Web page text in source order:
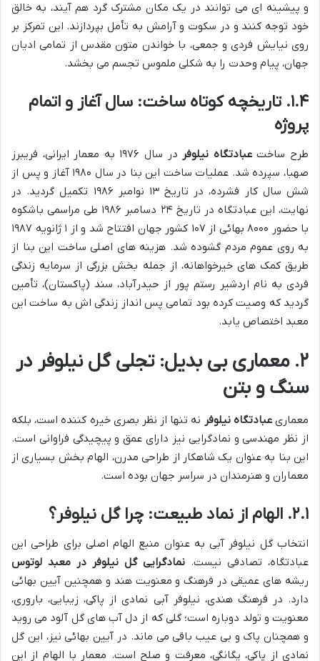
و پیشینه ای می توانند در یک مکان مشترک گرد هم آیند، به خالق
خود توجه کنند و در سکوت و آرامش به تأمل بپردازند. این تمرکز بر
روی نیایش فردی و جمعی، با خواندن متون مقدس از تمامی ادیان
جهان، پیام وحدت را به شکلی ملموس تجسم می بخشد.
۱.۴. تاریخچه کوتاه ساخت: سال آغاز و اتمام
پروژه
طرح ساختعبادتگاه نیلوفر
در سال ۱۹۷۶ به معمار ایرانی، فریبرز
صهبا، سپرده شد. عملیات ساخت این بنا در سال ۱۹۸۰ آغاز و پس از
شش سال کار فشرده، در تاریخ ۱۳ نوامبر ۱۹۸۶ تکمیل گردید. در
نهایت، این عبادتگاه در تاریخ ۲۴ دسامبر ۱۹۸۶ طی مراسمی باشکوه
با حضور ۸۰۰۰ بهائی از ۱۰۷ کشور جهان افتتاح شد و از ۱ ژانویه ۱۹۸۷
به روی عموم مردم گشوده شد. هزینه های اصلی ساخت این بنا از
طریق کمک های خیرخواهانه، از جمله بخش بزرگی از سرمایه زندگی
فردی به نام اردشیر رستم پور از حیدرآباد، سند (پاکستان)، تأمین
گردید که وصیت کرده بود تمامی پس انداز زندگی اش به ساخت این
معبد اختصاص یابد.
۲. معماری بی بدیل: تجلی گل نیلوفر در
سنگ و بتن
معماریعبادتگاه نیلوفر نه تنها از نظر بصری خیره کننده است، بلکه
از نظر مهندسی و نمادگرایی نیز دارای عمق و پیچیدگی فراوانی است.
این بنا به عنوان یک شاهکار از طراحی مدرن، الهام بخش بسیاری از
معماران و هنرمندان در سراسر جهان بوده است.
۲.۱. الهام از نماد طبیعت: چرا گل نیلوفر؟
انتخاب گل نیلوفر آبی به عنوان منبع الهام اصلی برای طراحی این
عبادتگاه، تصادفی نیست. نمادگرایی گل نیلوفر در معبد لوتوس
ریشه های عمیقی در فرهنگ و معنویت هند و همچنین آیین بهائی
دارد. در فرهنگ هندی، نیلوفر آبی نمادی از پاکی، زیبایی، باروری،
معنویت و تولد دوباره است؛ گلی که از دل آب های گل آلود می روید
و همچنان پاک و بی عیب باقی می ماند. در آیین بهائی نیز، این گل
نمادی از پاکی، یگانگی، معرفت و صلح است. معمار با الهام از این